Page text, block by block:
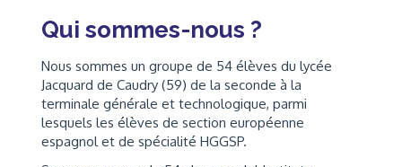
Qui sommes-nous ?
Nous sommes un groupe de 54 élèves du lycée
Jacquard de Caudry (59) de la seconde à la
terminale générale et technologique, parmi
lesquels les élèves de section européenne
espagnol et de spécialité HGGSP.